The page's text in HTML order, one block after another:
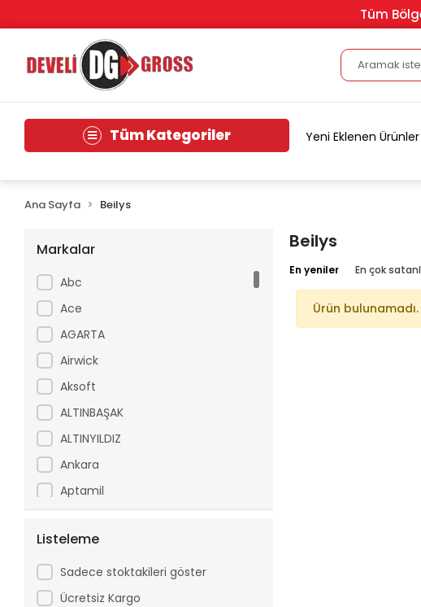
Tüm
Tüm Kategoriler Yeni Eklenen Ürünler
Ana Sayfa Beilys
Markalar
Abc
Ace
AGARTA
Airwick
Aksoft
ALTINBAŞAK
ALTINYILDIZ
Ankara
Aptamil
Ariel
Arko
Asperox
Listeleme
Sadece stoktakileri göster
Ücretsiz Kargo
Beilys
En yeniler En çok
Ürün bulunamadı.